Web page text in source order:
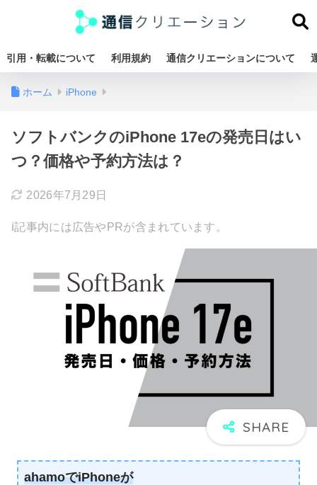
引用・転載について 利用規約 通信クリエーションについて
ホーム iPhone
ソフトバンクのiPhone 17eの発売日はい
つ？価格や予約方法は？
2026年7月29日
ℹ︎記事内には広告やPRが含まれています。
ahamoでiPhoneが